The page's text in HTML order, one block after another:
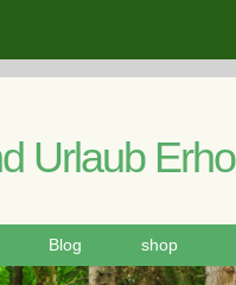
Urlaub
Blog shop